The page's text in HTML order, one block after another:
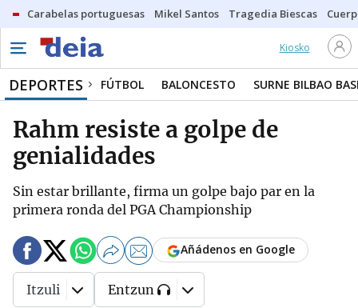
Carabelas portuguesas Mikel Santos Tragedia Biescas
Kiosko
DEPORTES FÚTBOL BALONCESTO SURNE BILBAO
Rahm resiste a golpe de
genialidades
Sin estar brillante, firma un golpe bajo par en la
primera ronda del PGA Championship
Añádenos en Google
Itzuli Entzun